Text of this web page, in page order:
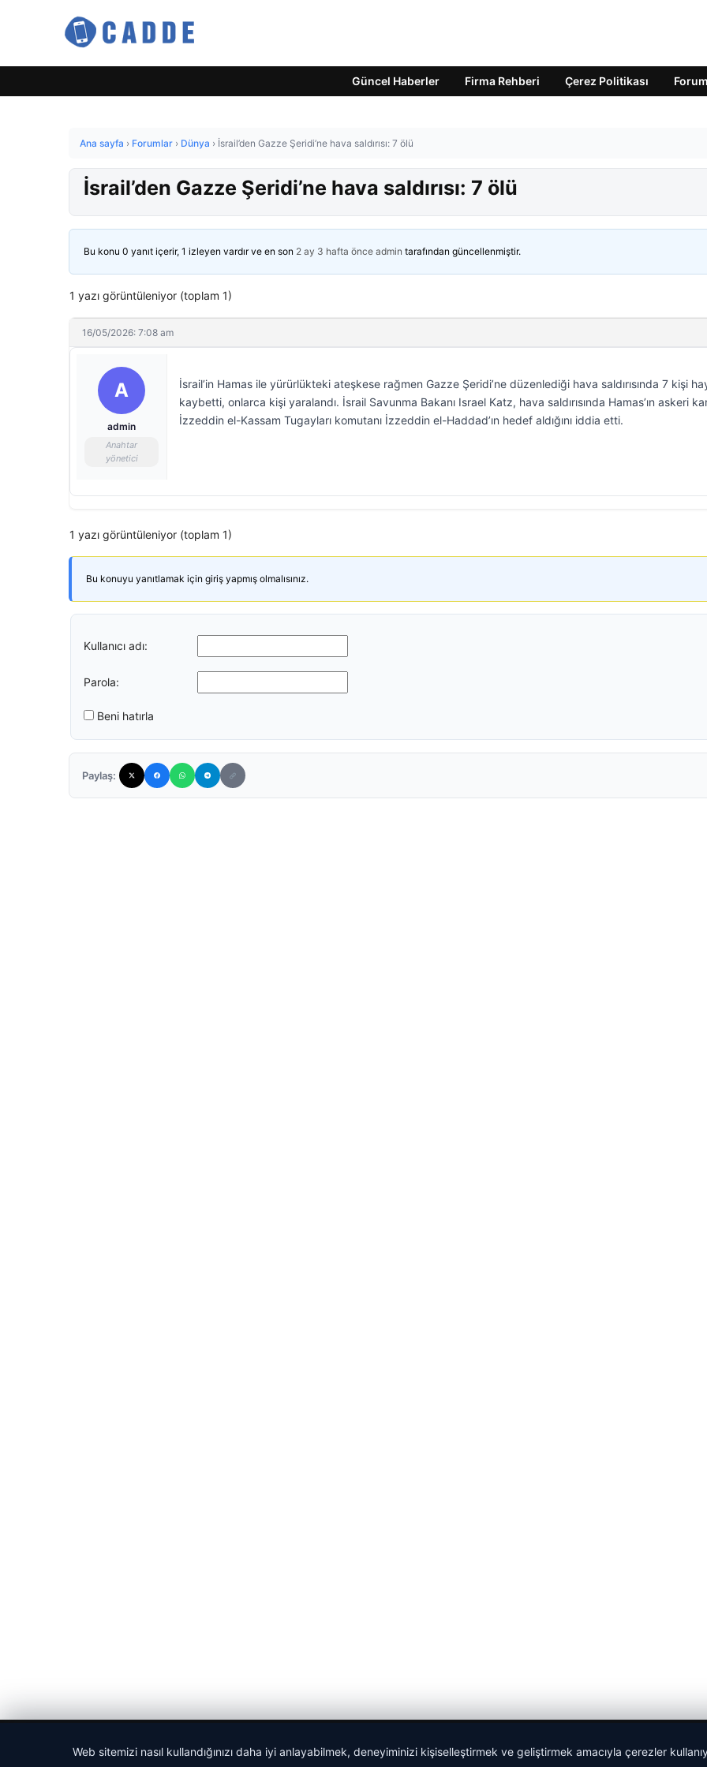
Güncel Haberler Firma Rehberi Çerez Politikası Forum
Ana sayfa › Forumlar › Dünya › İsrail’den Gazze Şeridi’ne hava saldırısı: 7 ölü
İsrail’den Gazze Şeridi’ne hava saldırısı: 7 ölü
Bu konu 0 yanıt içerir, 1 izleyen vardır ve en son 2 ay 3 hafta önce admin tarafından güncellenmiştir.
1 yazı görüntüleniyor (toplam 1)
16/05/2026: 7:08 am
A
admin
Anahtar
yönetici
İsrail’in Hamas ile yürürlükteki ateşkese rağmen Gazze Şeridi’ne düzenlediği hava saldırısında 7 kişi
kaybetti, onlarca kişi yaralandı. İsrail Savunma Bakanı Israel Katz, hava saldırısında Hamas’ın askeri
İzzeddin el-Kassam Tugayları komutanı İzzeddin el-Haddad’ın hedef aldığını iddia etti.
1 yazı görüntüleniyor (toplam 1)
Bu konuyu yanıtlamak için giriş yapmış olmalısınız.
Kullanıcı adı:
Parola:
Beni hatırla
Paylaş:
Web sitemizi nasıl kullandığınızı daha iyi anlayabilmek, deneyiminizi kişiselleştirmek ve geliştirmek amacıyla çerezler